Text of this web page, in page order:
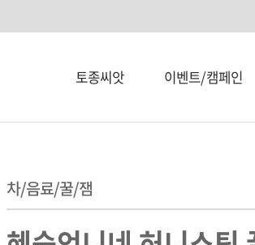
토종씨앗 이벤트/캠페인
차/음료/꿀/잼